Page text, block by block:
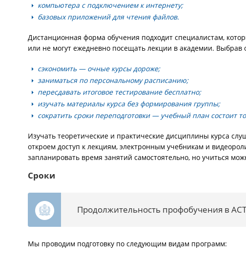
компьютера с подключением к интернету;
базовых приложений для чтения файлов.
Дистанционная форма обучения подходит специалистам,
или не могут ежедневно посещать лекции в академии. Выбрав
сэкономить — очные курсы дороже;
заниматься по персональному расписанию;
пересдавать итоговое тестирование бесплатно;
изучать материалы курса без формирования группы;
сократить сроки переподготовки — учебный план состоит
Изучать теоретические и практические дисциплины курса
откроем доступ к лекциям, электронным учебникам и
запланировать время занятий самостоятельно, но учиться
Сроки
Продолжительность профобучения в
Мы проводим подготовку по следующим видам программ: